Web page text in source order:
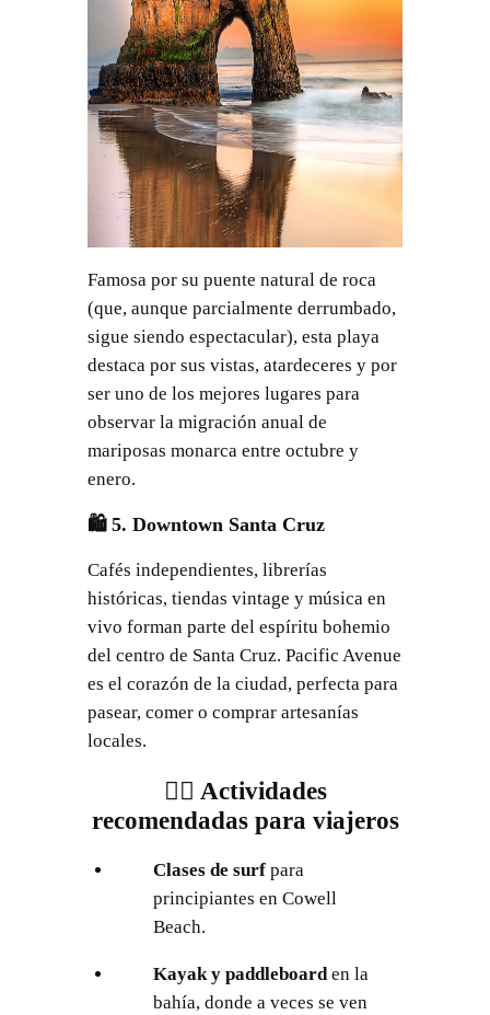
Famosa por su puente natural de roca
(que, aunque parcialmente derrumbado,
sigue siendo espectacular), esta playa
destaca por sus vistas, atardeceres y por
ser uno de los mejores lugares para
observar la migración anual de
mariposas monarca entre octubre y
enero.
🛍️ 5. Downtown Santa Cruz
Cafés independientes, librerías
históricas, tiendas vintage y música en
vivo forman parte del espíritu bohemio
del centro de Santa Cruz. Pacific Avenue
es el corazón de la ciudad, perfecta para
pasear, comer o comprar artesanías
locales.
🚴‍♂️ Actividades
recomendadas para viajeros
Clases de surfpara
principiantes en Cowell
Beach.
Kayak y paddleboarden la
bahía, donde a veces se ven